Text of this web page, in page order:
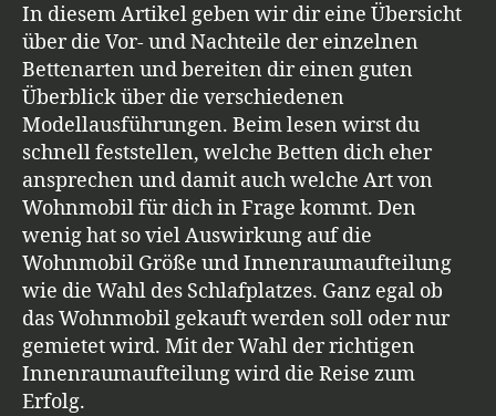
In diesem Artikel geben wir dir eine Übersicht
über die Vor- und Nachteile der einzelnen
Bettenarten und bereiten dir einen guten
Überblick über die verschiedenen
Modellausführungen. Beim lesen wirst du
schnell feststellen, welche Betten dich eher
ansprechen und damit auch welche Art von
Wohnmobil für dich in Frage kommt. Den
wenig hat so viel Auswirkung auf die
Wohnmobil Größe und Innenraumaufteilung
wie die Wahl des Schlafplatzes. Ganz egal ob
das Wohnmobil gekauft werden soll oder nur
gemietet wird. Mit der Wahl der richtigen
Innenraumaufteilung wird die Reise zum
Erfolg.